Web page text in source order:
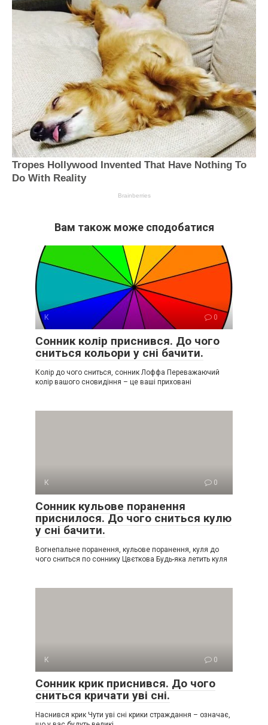
Вам також може сподобатися
К 0
Сонник колір приснився. До чого
сниться кольори у сні бачити.
Колір до чого сниться, сонник Лоффа Переважаючий
колір вашого сновидіння – це ваші приховані
К 0
Сонник кульове поранення
приснилося. До чого сниться кулю
у сні бачити.
Вогнепальне поранення, кульове поранення, куля до
чого сниться по соннику Цвєткова Будь-яка летить куля
К 0
Сонник крик приснився. До чого
сниться кричати уві сні.
Наснився крик Чути уві сні крики страждання – означає,